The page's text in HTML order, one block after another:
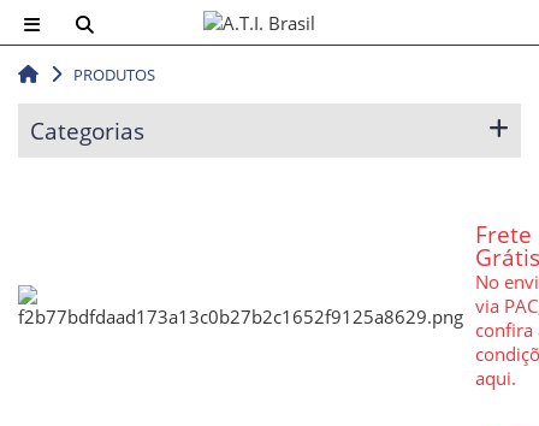
PRODUTOS
Categorias
Frete
Grátis
No
via
confira
aqui.